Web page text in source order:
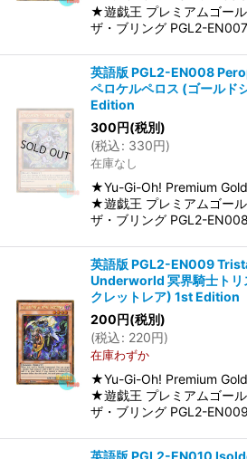
★遊戯王 プレミアムゴー
ザ・ブリング PGL2-
英語版 PGL2-EN008
ペロケルペロス (ゴールド
Edition
300円(税別)
(税込: 330円)
在庫なし
★Yu-Gi-Oh! Premium
★遊戯王 プレミアムゴー
ザ・ブリング PGL2-
英語版 PGL2-EN009
Underworld 冥界騎士トリ
クレットレア) 1st Edition
200円(税別)
(税込: 220円)
在庫わずか
★Yu-Gi-Oh! Premium
★遊戯王 プレミアムゴー
ザ・ブリング PGL2-
英語版 PGL2-EN010